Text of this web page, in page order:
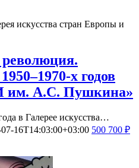
искусства стран Европы и
х годов
им. А.С. Пушкина»
в Галерее искусства…
16T14:03:00+03:00 500 700 ₽